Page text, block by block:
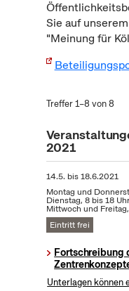
Sie auf
"Meinung für
Treffer 1–8 von 8
2021
14.5. bis18.6.2021
Montag und
Dienstag, 8 bis 18 Uhr
Mittwoch und
Eintritt frei
Fortschreibung
Unterlagen können